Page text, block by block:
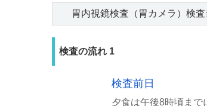
胃内視鏡検査（胃カメラ）検
検査の流れ 1
検査前日
夕食は午後8時頃まで